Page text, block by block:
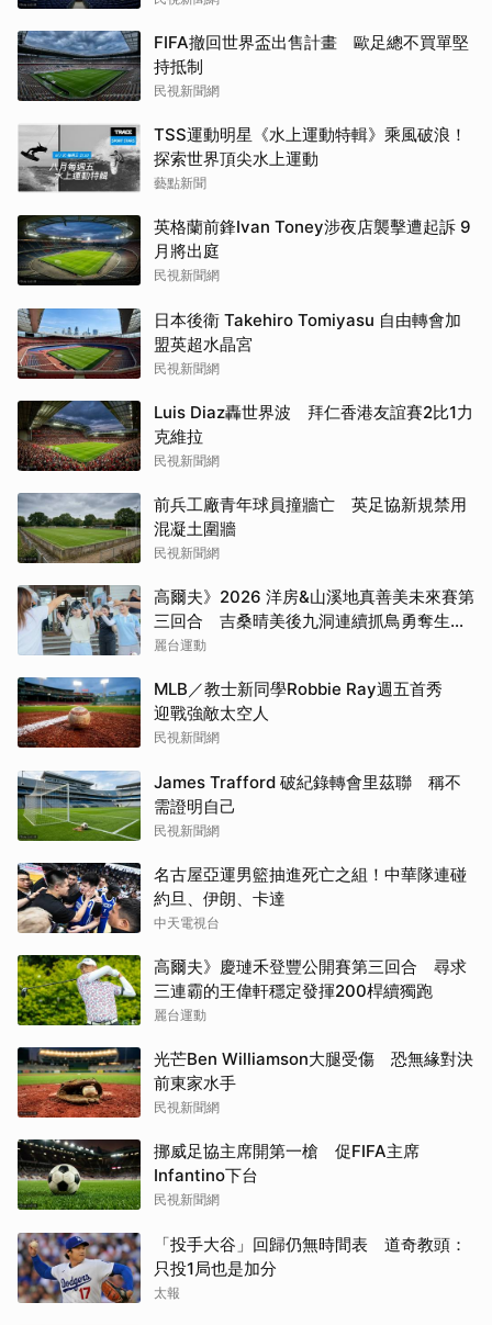
FIFA撤回世界盃出售計畫 歐足總不買單堅
持抵制
民視新聞網
TSS運動明星《水上運動特輯》乘風破浪！
探索世界頂尖水上運動
藝點新聞
英格蘭前鋒Ivan Toney涉夜店襲擊遭起訴 9
月將出庭
民視新聞網
日本後衛 Takehiro Tomiyasu 自由轉會加
盟英超水晶宮
民視新聞網
Luis Diaz轟世界波 拜仁香港友誼賽2比1力
克維拉
民視新聞網
前兵工廠青年球員撞牆亡 英足協新規禁用
混凝土圍牆
民視新聞網
高爾夫》2026 洋房&山溪地真善美未來賽第
三回合 吉桑晴美後九洞連續抓鳥勇奪生涯
首冠
麗台運動
MLB／教士新同學Robbie Ray週五首秀
迎戰強敵太空人
民視新聞網
James Trafford 破紀錄轉會里茲聯 稱不
需證明自己
民視新聞網
名古屋亞運男籃抽進死亡之組！中華隊連碰
約旦、伊朗、卡達
中天電視台
高爾夫》慶璉禾登豐公開賽第三回合 尋求
三連霸的王偉軒穩定發揮200桿續獨跑
麗台運動
光芒Ben Williamson大腿受傷 恐無緣對決
前東家水手
民視新聞網
挪威足協主席開第一槍 促FIFA主席
Infantino下台
民視新聞網
「投手大谷」回歸仍無時間表 道奇教頭：
只投1局也是加分
太報